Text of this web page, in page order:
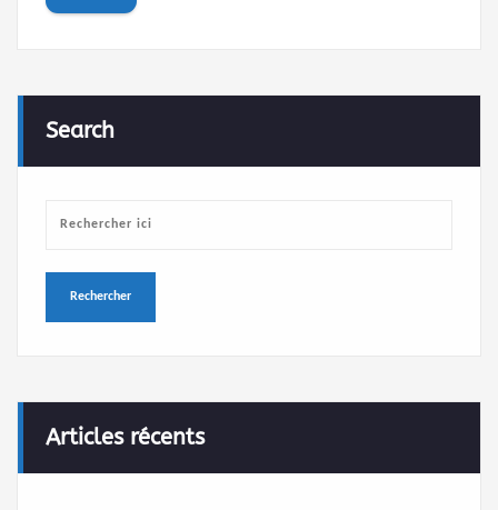
Search
Articles récents